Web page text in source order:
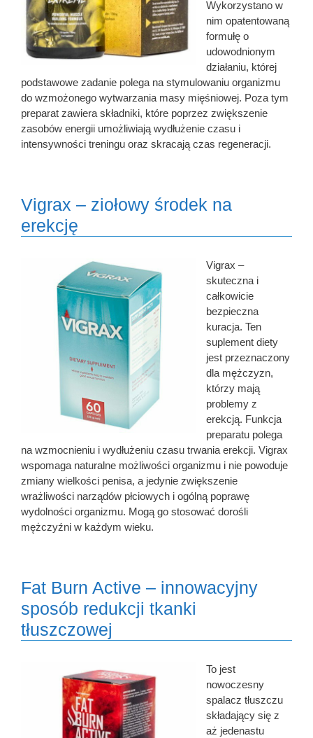
Wykorzystano w
nim opatentowaną
formułę o
udowodnionym
działaniu, której
podstawowe zadanie polega na stymulowaniu organizmu
do wzmożonego wytwarzania masy mięśniowej. Poza tym
preparat zawiera składniki, które poprzez zwiększenie
zasobów energii umożliwiają wydłużenie czasu i
intensywności treningu oraz skracają czas regeneracji.
Vigrax – ziołowy środek na
erekcję
Vigrax –
skuteczna i
całkowicie
bezpieczna
kuracja. Ten
suplement diety
jest przeznaczony
dla mężczyzn,
którzy mają
problemy z
erekcją. Funkcja
preparatu polega
na wzmocnieniu i wydłużeniu czasu trwania erekcji. Vigrax
wspomaga naturalne możliwości organizmu i nie powoduje
zmiany wielkości penisa, a jedynie zwiększenie
wrażliwości narządów płciowych i ogólną poprawę
wydolności organizmu. Mogą go stosować dorośli
mężczyźni w każdym wieku.
Fat Burn Active – innowacyjny
sposób redukcji tkanki
tłuszczowej
To jest
nowoczesny
spalacz tłuszczu
składający się z
aż jedenastu